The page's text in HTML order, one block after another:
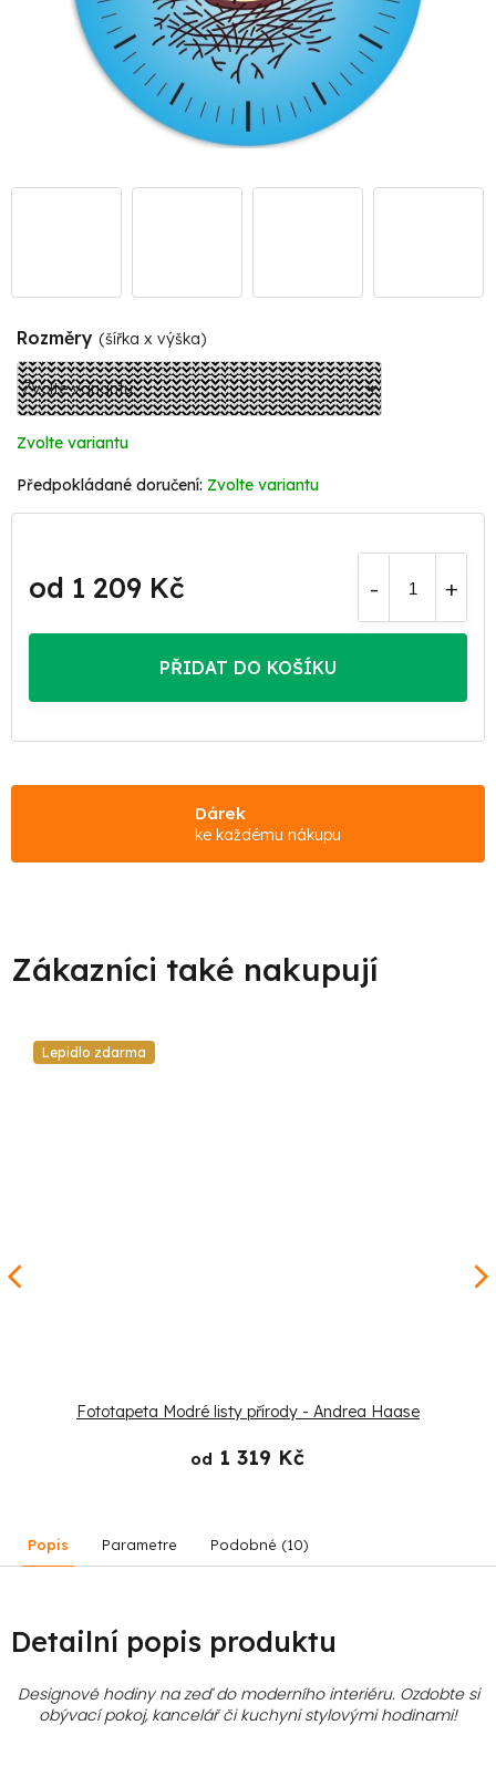
Rozměry (šířka x výška)
Zvolte variantu
Zvolte variantu
od 1 209 Kč
cena:
PŘIDAT DO KOŠÍKU
Dárek
ke každému nákupu
Lepidlo zdarma
Fototapeta Modré listy přírody - Andrea Haase
od 1 319 Kč
Popis Parametre Podobné (10)
Detailní popis produktu
Designové hodiny na zeď do moderního interiéru. Ozdobte si
obývací pokoj, kancelář či kuchyni stylovými hodinami!